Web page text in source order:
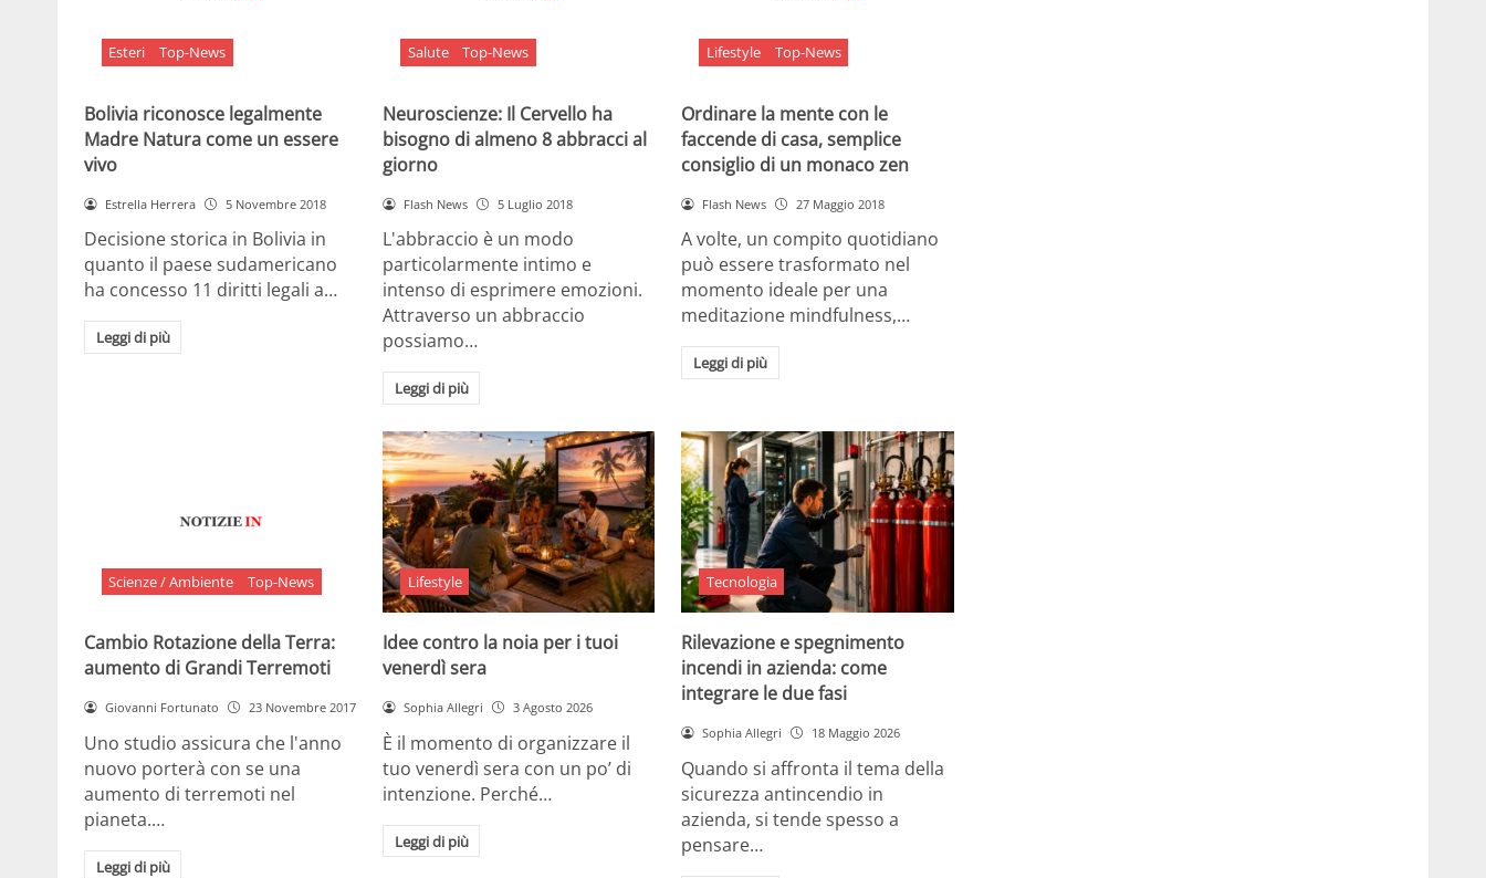
Esteri Top-News
Bolivia riconosce legalmente
Madre Natura come un essere
vivo
Estrella Herrera 5 Novembre 2018
Decisione storica in Bolivia in
quanto il paese sudamericano
ha concesso 11 diritti legali a…
Leggi di più
Salute Top-News
Neuroscienze: Il Cervello ha
bisogno di almeno 8 abbracci al
giorno
Flash News 5 Luglio 2018
L'abbraccio è un modo
particolarmente intimo e
intenso di esprimere emozioni.
Attraverso un abbraccio
possiamo…
Leggi di più
Lifestyle Top-News
Ordinare la mente con le
faccende di casa, semplice
consiglio di un monaco zen
Flash News 27 Maggio 2018
A volte, un compito quotidiano
può essere trasformato nel
momento ideale per una
meditazione mindfulness,…
Leggi di più
Scienze / Ambiente Top-News
Cambio Rotazione della Terra:
aumento di Grandi Terremoti
Giovanni Fortunato 23 Novembre 2017
Uno studio assicura che l'anno
nuovo porterà con se una
aumento di terremoti nel
pianeta.…
Leggi di più
Lifestyle
Idee contro la noia per i tuoi
venerdì sera
Sophia Allegri 3 Agosto 2026
È il momento di organizzare il
tuo venerdì sera con un po’ di
intenzione. Perché…
Leggi di più
Tecnologia
Rilevazione e spegnimento
incendi in azienda: come
integrare le due fasi
Sophia Allegri 18 Maggio 2026
Quando si affronta il tema della
sicurezza antincendio in
azienda, si tende spesso a
pensare…